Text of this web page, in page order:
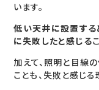
います。
低い天井に設置する
に失敗したと感じる
加えて、照明と目線
ことも、失敗と感じる